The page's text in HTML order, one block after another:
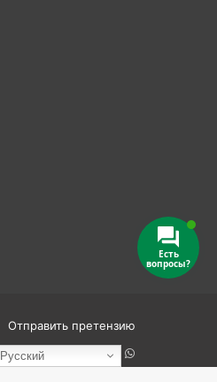
Отправить претензию
Reddit
Одноклассники
Telegram
TikTokWhatsApp
Русский
Есть
вопросы?